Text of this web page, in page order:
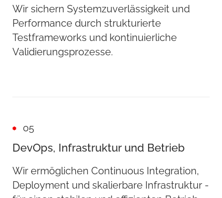
Wir sichern Systemzuverlässigkeit und
Performance durch strukturierte
Testframeworks und kontinuierliche
Validierungsprozesse.
05
DevOps, Infrastruktur und Betrieb
Wir ermöglichen Continuous Integration,
Deployment und skalierbare Infrastruktur -